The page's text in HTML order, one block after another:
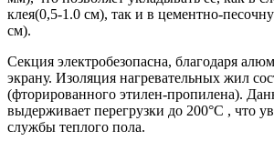
клея(0,5-1.0 см), так и в цементно-
см).
Секция электробезопасна, благодаря
экрану. Изоляция нагревательных жил
(фторированного этилен-пропилена).
выдерживает перегрузки до 200°С , что
службы теплого пола.